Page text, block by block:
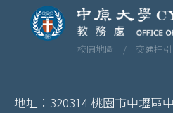
校園地圖 / 交通指
地址：320314 桃園市中壢區